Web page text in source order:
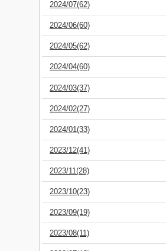
2024/07(62)
2024/06(60)
2024/05(62)
2024/04(60)
2024/03(37)
2024/02(27)
2024/01(33)
2023/12(41)
2023/11(28)
2023/10(23)
2023/09(19)
2023/08(11)